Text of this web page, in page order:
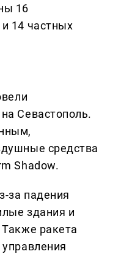
16
14 частных
Севастополь.
средства
Shadow.
за падения
здания и
ракета